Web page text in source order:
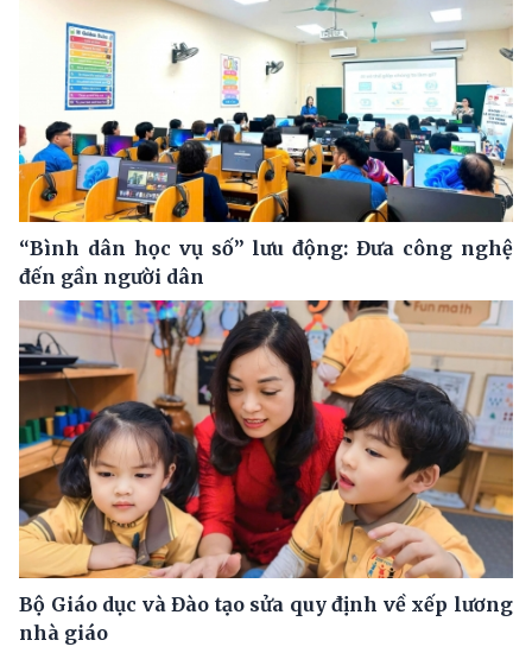
“Bình dân học vụ số” lưu động: Đưa công nghệ
đến gần người dân
Bộ Giáo dục và Đào tạo sửa quy định về xếp lương
nhà giáo